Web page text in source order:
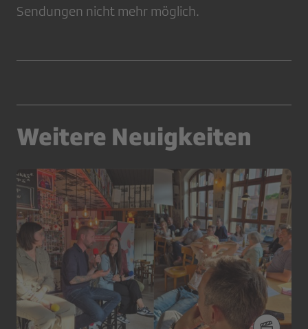
Sendungen nicht mehr möglich.
Weitere Neuigkeiten